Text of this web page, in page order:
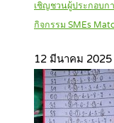
เชิญชวนผู้ประกอบกา
กิจกรรม SMEs
12 มีนาคม 2025